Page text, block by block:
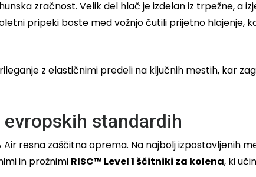
zračnost. Velik del hlač je izdelan iz trpežne, a
pripeki boste med vožnjo čutili prijetno hlajenje,
z elastičnimi predeli na ključnih mestih, kar
standardih
resna zaščitna oprema. Na najbolj izpostavljenih
in prožnimi RISC™ Level 1 ščitniki za kolena, ki